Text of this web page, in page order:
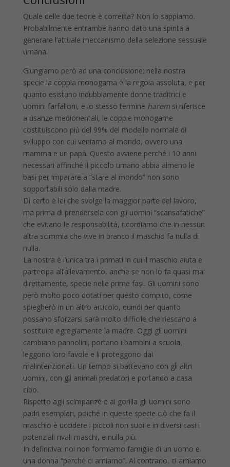
Quale delle due teorie è corretta? Non lo sappiamo.
Probabilmente entrambe hanno dato una spinta a
generare l’attuale meccanismo della selezione sessuale
umana.
Giungiamo però ad una conclusione: nella nostra
specie la coppia monogama è la regola assoluta, e per
quanto esistano indubbiamente donne traditrici e
uomini farfalloni, e lo stesso termine haremsi riferisce
a usanze mediorientali, le coppie monogame
costituiscono più del 99% del modello normale di
sviluppo con cui veniamo al mondo, ovvero una
mamma e un papà. Questo avviene perché i 10 anni
necessari affinché il piccolo umano abbia almeno le
basi per imparare a “stare al mondo” non sono
sopportabili solo dalla madre.
Di certo è lei che svolge la maggior parte del lavoro,
ma prima di prendersela con gli uomini “scansafatiche”
che evitano le responsabilità, ricordiamo che in nessun
altra scimmia che vive in branco il maschio fa nulla di
nulla.
La nostra è l’unica tra i primati in cui il maschio aiuta e
partecipa all’allevamento, anche se non lo fa quasi mai
direttamente, specie nelle prime fasi. Gli uomini sono
però molto poco dotati per questo compito, come
spiegherò in un altro articolo, quindi per quanto
possano sforzarsi sarà molto difficile che riescano a
sostituire egregiamente la madre. Oggi gli uomini
cambiano pannolini, portano i bambini a scuola,
leggono loro favole e li proteggono dai
malintenzionati. Un tempo si battevano con gli altri
uomini, con gli animali predatori e portando a casa
cibo.
Rispetto agli scimpanzé e ai gorilla gli uomini sono
padri esemplari, poiché in queste specie ciò che fa il
maschio è uccidere i piccoli non suoi e in diversi casi i
potenziali rivali maschi, e nulla più.
In definitiva: noi non formiamo famiglie di un uomo e
una donna “perché ci amiamo”. Al contrario, ci amiamo